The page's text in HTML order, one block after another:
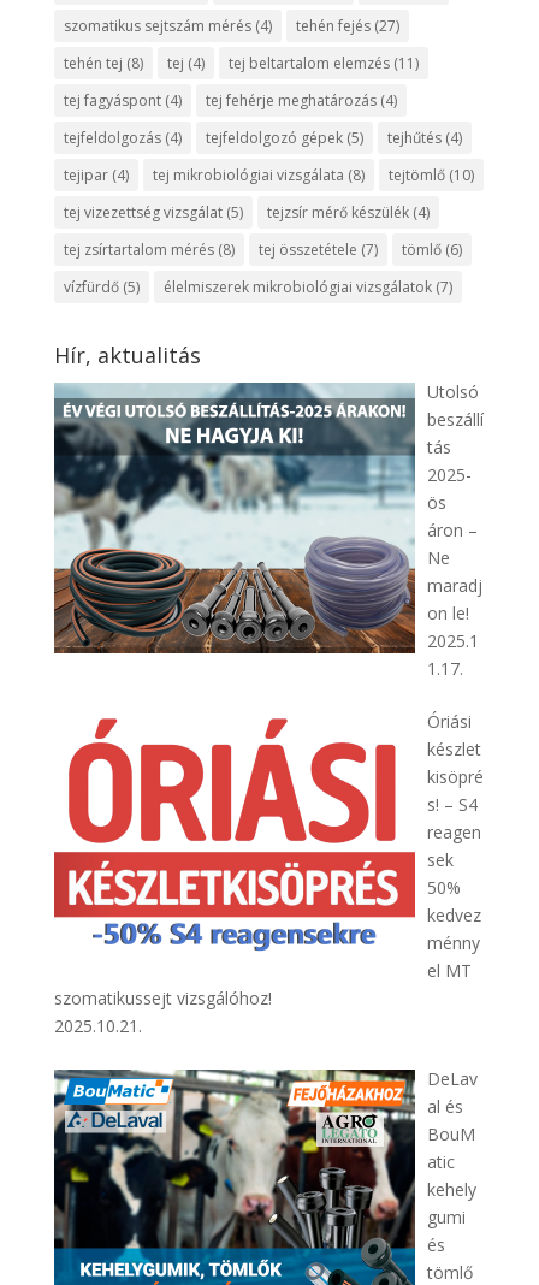
szomatikus sejtszám mérés(4) tehén fejés(27)
tehén tej (8) tej (4) tej beltartalom elemzés(11)
tej fagyáspont(4) tej fehérje meghatározás(4)
tejfeldolgozás(4) tejfeldolgozó gépek(5) tejhűtés(4)
tejipar(4) tej mikrobiológiai vizsgálata (8) tejtömlő(10)
tej vizezettség vizsgálat(5) tejzsír mérő készülék(4)
tej zsírtartalom mérés(8) tej összetétele (7) tömlő(6)
vízfürdő(5) élelmiszerek mikrobiológiai vizsgálatok(7)
Hír, aktualitás
Utolsó
beszállí
tás
2025-
ös
áron –
Ne
maradj
on le!
2025.1
1.17.
Óriási
készlet
kisöpré
s! – S4
reagen
sek
50%
kedvez
ménny
el MT
szomatikussejt vizsgálóhoz!
2025.10.21.
DeLav
al és
BouM
atic
kehely
gumi
és
tömlő